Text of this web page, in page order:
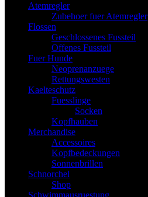
Atemregler
Zubehoer fuer Atemregler
Flossen
Geschlossenes Fussteil
Offenes Fussteil
Fuer Hunde
Neoprenanzuege
Rettungswesten
Kaelteschutz
Fuesslinge
Socken
Kopfhauben
Merchandise
Accessoires
Kopfbedeckungen
Sonnenbrillen
Schnorchel
Shop
Schwimmausruestung